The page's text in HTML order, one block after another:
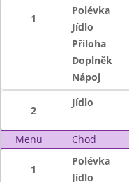
1
Polévka
Jídlo
Příloha
Doplněk
Nápoj
2
Jídlo
Menu Chod
1
Polévka
Jídlo